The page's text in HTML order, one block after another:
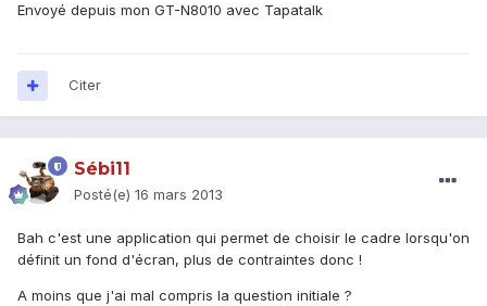
Envoyé depuis mon GT-N8010 avec Tapatalk
Citer
Sébi11
Posté(e) 16 mars 2013
Bah c'est une application qui permet de choisir le cadre lorsqu'on
définit un fond d'écran, plus de contraintes donc !
A moins que j'ai mal compris la question initiale ?